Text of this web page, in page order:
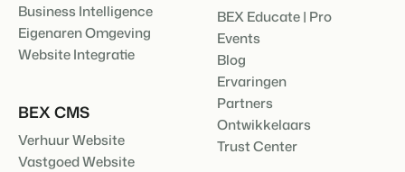
volgeboekte vakantieparken
Klantverhaal Hofparken
Business Intelligence
Eigenaren Omgeving
Website Integratie
BEX CMS
Verhuur Website
Vastgoed Website
BEX Educate | Pro
Events
Blog
Ervaringen
Partners
Ontwikkelaars
Trust Center